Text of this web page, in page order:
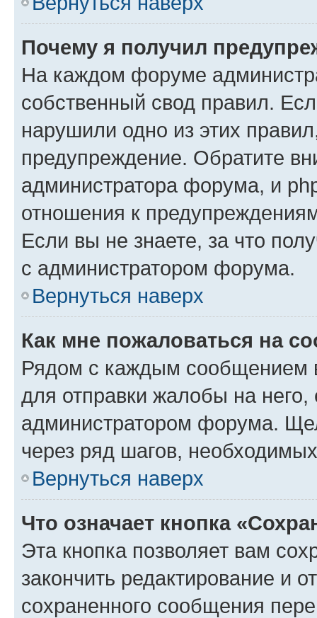
Почему я получил
На каждом форуме
собственный свод правил.
нарушили одно из этих
предупреждение. Обратите
администратора форума, и
отношения к
Если вы не знаете, за что
с администратором форума.
Вернуться наверх
Как мне пожаловаться на
Рядом с каждым сообщением
для отправки жалобы на
администратором форума.
через ряд шагов,
Вернуться наверх
Что означает кнопка
Эта кнопка позволяет вам
закончить редактирование и
сохраненного сообщения